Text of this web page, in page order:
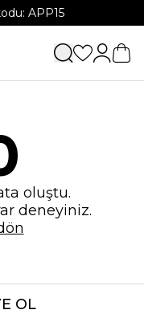
APP15
oluştu.
deneyiniz.
OL